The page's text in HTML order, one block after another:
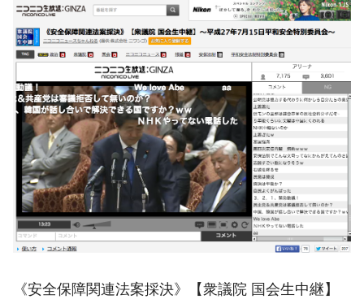
《安全保障関連法案採決》【衆議院 国会生中継】